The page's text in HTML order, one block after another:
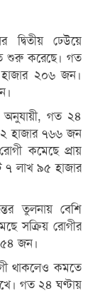
দ্বিতীয় ঢেউয়ে
শুরু করেছে। গত
২০৬ জন।
অনুযায়ী, গত ২৪
হাজার ৭৬৬ জন
কমেছে প্রায়
৭ লাখ ৯৫ হাজার
তুলনায় বেশি
সক্রিয় রোগীর
জন।
থাকলেও কমতে
গত ২৪ ঘণ্টায়